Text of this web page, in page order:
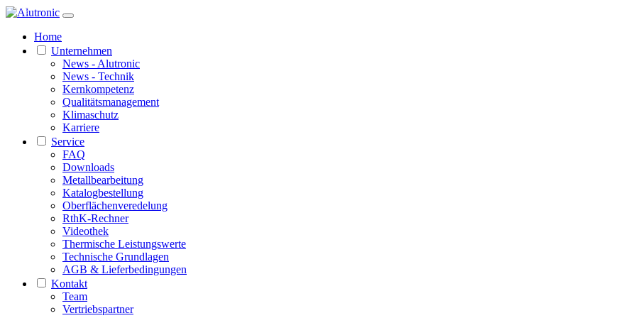
Home
Unternehmen
News - Alutronic
News - Technik
Kernkompetenz
Qualitätsmanagement
Klimaschutz
Karriere
Service
FAQ
Downloads
Metallbearbeitung
Katalogbestellung
Oberflächenveredelung
RthK-Rechner
Videothek
Thermische Leistungswerte
Technische Grundlagen
AGB & Lieferbedingungen
Kontakt
Team
Vertriebspartner
1 / 2